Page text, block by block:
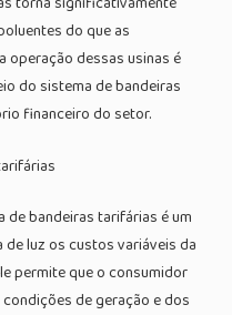
do que as
operação dessas usinas é
do sistema de bandeiras
financeiro do setor.
de bandeiras tarifárias é um
luz os custos variáveis da
permite que o consumidor
de geração e dos